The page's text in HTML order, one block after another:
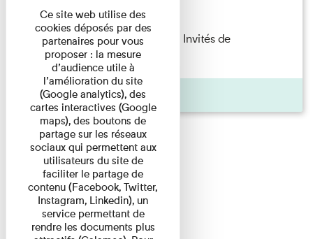
Lecture
Fanny Taillandier – Foudres Les Invités de
l’Imprimerie n°6 Lecture ...
Pages
Ce site web utilise des
cookies déposés par des
partenaires pour vous
proposer : la mesure
d’audience utile à
l’amélioration du site
(Google analytics), des
cartes interactives (Google
maps), des boutons de
partage sur les réseaux
sociaux qui permettent aux
utilisateurs du site de
faciliter le partage de
contenu (Facebook, Twitter,
Instagram, Linkedin), un
service permettant de
rendre les documents plus